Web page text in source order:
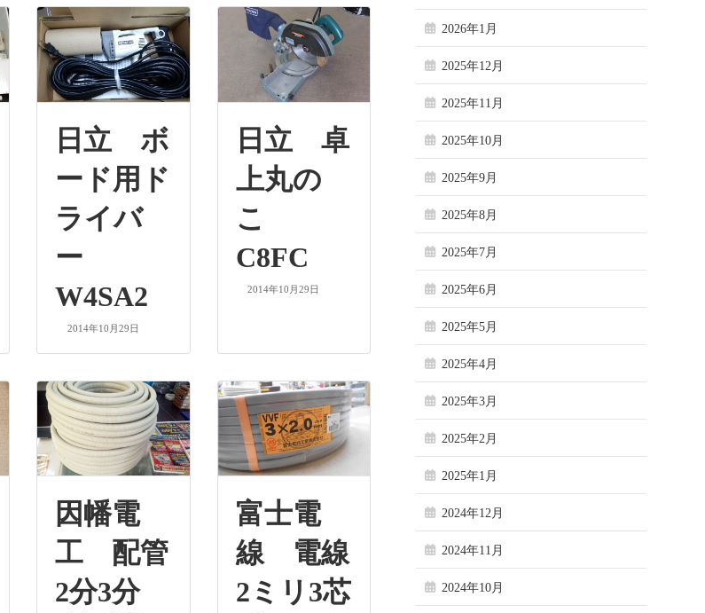
日立 ボ
ード用ド
ライバ
ー
W4SA2
2014年10月29日
日立 卓
上丸の
こ
C8FC
2014年10月29日
因幡電
工 配管
2分3分
富士電
線 電線
2ミリ3芯
2026年1月
2025年12月
2025年11月
2025年10月
2025年9月
2025年8月
2025年7月
2025年6月
2025年5月
2025年4月
2025年3月
2025年2月
2025年1月
2024年12月
2024年11月
2024年10月